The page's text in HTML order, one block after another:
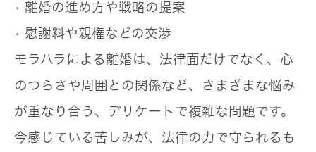
• 離婚の進め方や戦略の提案
• 慰謝料や親権などの交渉
モラハラによる離婚は、法律面だけでなく、心
のつらさや周囲との関係など、さまざまな悩み
が重なり合う、デリケートで複雑な問題です。
今感じている苦しみが、法律の力で守られるも